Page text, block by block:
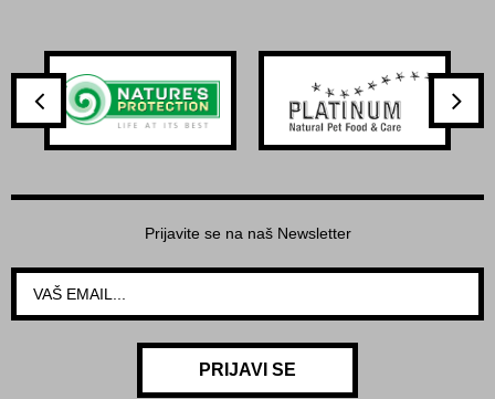
Prijavite se na naš Newsletter
PRIJAVI SE